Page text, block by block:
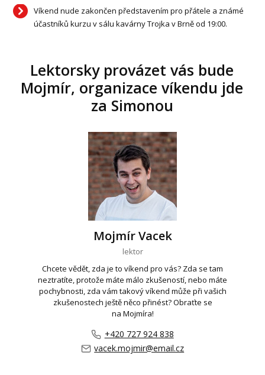
Víkend nude zakončen představením pro přátele a známé
účastníků kurzu v sálu kavárny Trojka v Brně od 19:00.
Lektorsky provázet vás bude
Mojmír, organizace víkendu jde
za Simonou
Mojmír Vacek
lektor
Chcete vědět, zda je to víkend pro vás? Zda se tam
neztratíte, protože máte málo zkušeností, nebo máte
pochybnosti, zda vám takový víkend může při vašich
zkušenostech ještě něco přinést? Obraťte se
na Mojmíra!
+420 727 924 838
vacek.mojmir@email.cz